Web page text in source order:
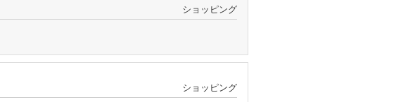
ショッピング
ショッピング